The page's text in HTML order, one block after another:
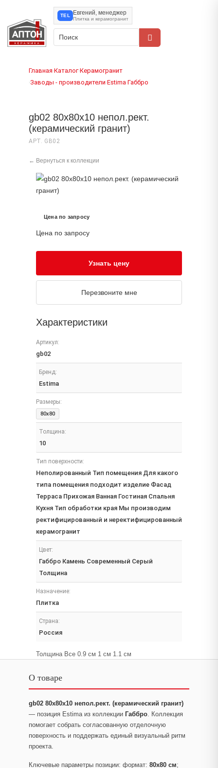
TEL Евгений, менеджер
Плитка и керамогранит
Главная›Каталог›Керамогранит
›Заводы - производители›Estima›Габбро
gb02 80x80x10 непол.рект.
(керамический гранит)
АРТ. GB02
← Вернуться к коллекции
Цена по запросу
Цена по запросу
Узнать цену
Перезвоните мне
Характеристики
Артикул:
gb02
Бренд:
Estima
Размеры:
80x80
Толщина:
10
Тип поверхности:
Неполированный Тип помещения Для какого
типа помещения подходит изделие Фасад
Терраса Прихожая Ванная Гостиная Спальня
Кухня Тип обработки края Мы производим
ректифицированный и неректифицированный
керамогранит
Цвет:
Габбро Камень Современный Серый
Толщина
Назначение:
Плитка
Страна:
Россия
Толщина Все 0.9 см 1 см 1.1 см
О товаре
gb02 80x80x10 непол.рект. (керамический гранит)
— позиция Estima из коллекции Габбро. Коллекция
помогает собрать согласованную отделочную
поверхность и поддержать единый визуальный ритм
проекта.
Ключевые параметры позиции: формат: 80x80 см;